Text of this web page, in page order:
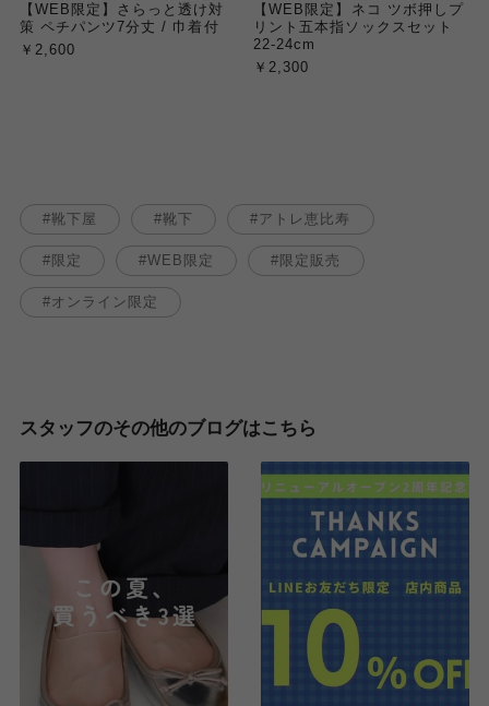
【WEB限定】さらっと透け対
策 ペチパンツ7分丈 / 巾着付
￥2,600
【WEB限定】ネコ ツボ押しプ
リント五本指ソックスセット
22-24cm
￥2,300
靴下屋 靴下 アトレ恵比寿
限定 WEB限定 限定販売
オンライン限定
スタッフのその他のブログはこちら